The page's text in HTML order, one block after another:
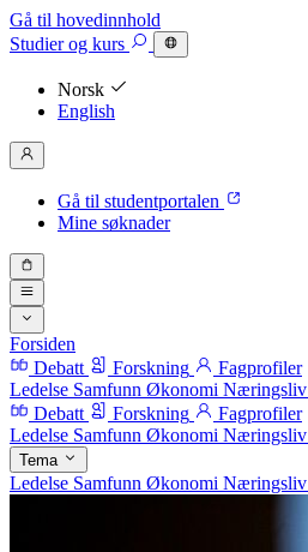
Gå til hovedinnhold
Studierog kurs
Norsk
English
Gå til studentportalen
Mine søknader
Forsiden
Debatt
Forskning
Fagprofiler
Ledelse Samfunn Økonomi Næringsliv
Debatt
Forskning
Fagprofiler
Ledelse Samfunn Økonomi Næringsliv
Tema
Ledelse Samfunn Økonomi Næringsliv